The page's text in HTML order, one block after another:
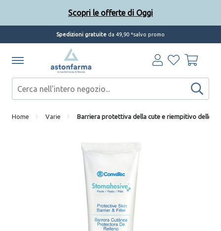
Spedizioni gratuite da 49,90 *salvo promo
Home Varie Barriera protettiva della cute e riempitivo delle
Scopri le offerte di Oggi